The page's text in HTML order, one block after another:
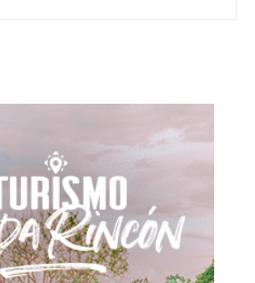
Don't miss
out!
Sing up for our newsletter
to stay in the loop.